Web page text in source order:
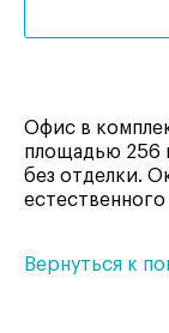
Офис в
площадью 256
без отделки.
Вернуться к